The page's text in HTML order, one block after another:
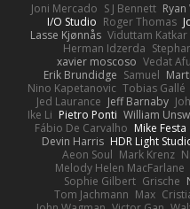
Joni Mercado S J Bennett
I/O Studio Roger Thomas
Lasse Kjønnås Viduttam Katkar
Herman Idzerda
xavier moscoso Vedat
Erik Brundidge Samuel
Nino Kapetanovic Tobias Gallé
Jed Laurance Jeff Barnaby
Ike Li Pietro Ponti William
Fábio De Carvalho Mike Festa
Devin Harris HDR Light
Aeon Soul Mark Krenz
Melody Helen MacFarlane
Sophie Gilbert Grische
Tom Jachmann Max